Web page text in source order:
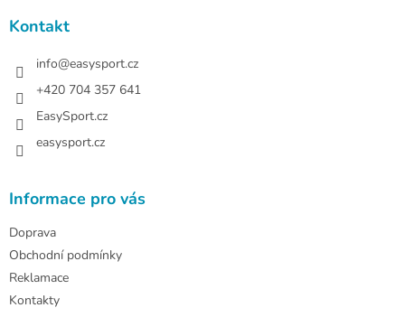
Kontakt
info@easysport.cz
+420 704 357 641
EasySport.cz
easysport.cz
Informace pro vás
Doprava
Obchodní podmínky
Reklamace
Kontakty